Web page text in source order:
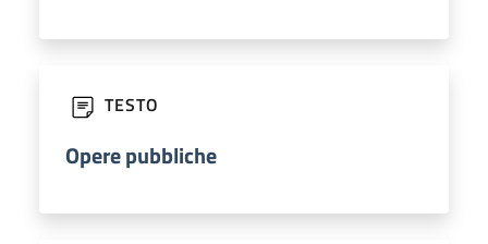
TESTO
Opere pubbliche